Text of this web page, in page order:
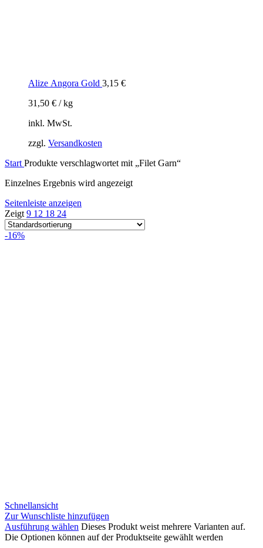
Alize Angora Gold 3,15 €
31,50 € /kg
inkl. MwSt.
zzgl. Versandkosten
Start Produkte verschlagwortet mit „Filet Garn“
Einzelnes Ergebnis wird angezeigt
Seitenleiste anzeigen
Zeigt 9 12 18 24
-16%
Schnellansicht
Zur Wunschliste hinzufügen
Ausführung wählen Dieses Produkt weist mehrere Varianten auf.
Die Optionen können auf der Produktseite gewählt werden